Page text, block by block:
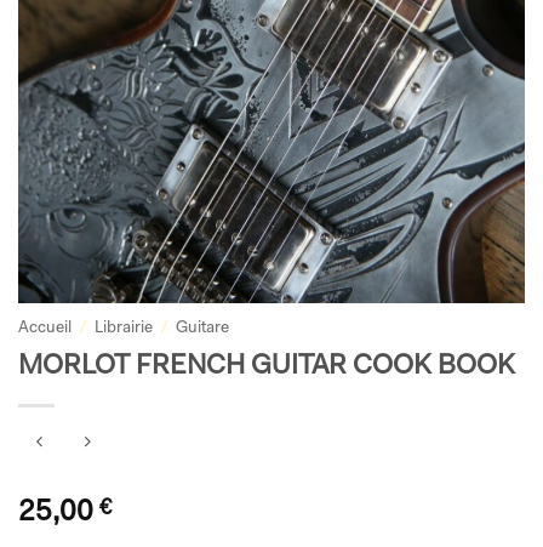
Accueil / Librairie / Guitare
MORLOT FRENCH GUITAR COOK BOOK
25,00 €